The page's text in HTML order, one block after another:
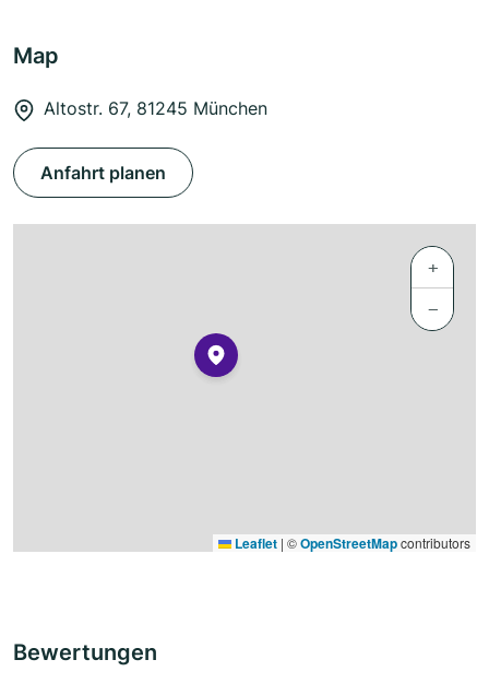
Map
Altostr. 67, 81245 München
Anfahrt planen
+
−
Leaflet | ©OpenStreetMapcontributors
Bewertungen